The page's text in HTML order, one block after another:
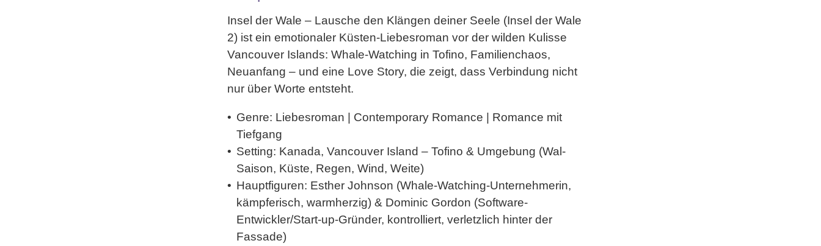
Insel der Wale – Lausche den Klängen deiner Seele (Insel der Wale
2) ist ein emotionaler Küsten-Liebesroman vor der wilden Kulisse
Vancouver Islands: Whale-Watching in Tofino, Familienchaos,
Neuanfang – und eine Love Story, die zeigt, dass Verbindung nicht
nur über Worte entsteht.
Genre: Liebesroman | Contemporary Romance | Romance mit
Tiefgang
Setting: Kanada, Vancouver Island – Tofino & Umgebung (Wal-
Saison, Küste, Regen, Wind, Weite)
Hauptfiguren: Esther Johnson (Whale-Watching-Unternehmerin,
kämpferisch, warmherzig) & Dominic Gordon (Software-
Entwickler/Start-up-Gründer, kontrolliert, verletzlich hinter der
Fassade)